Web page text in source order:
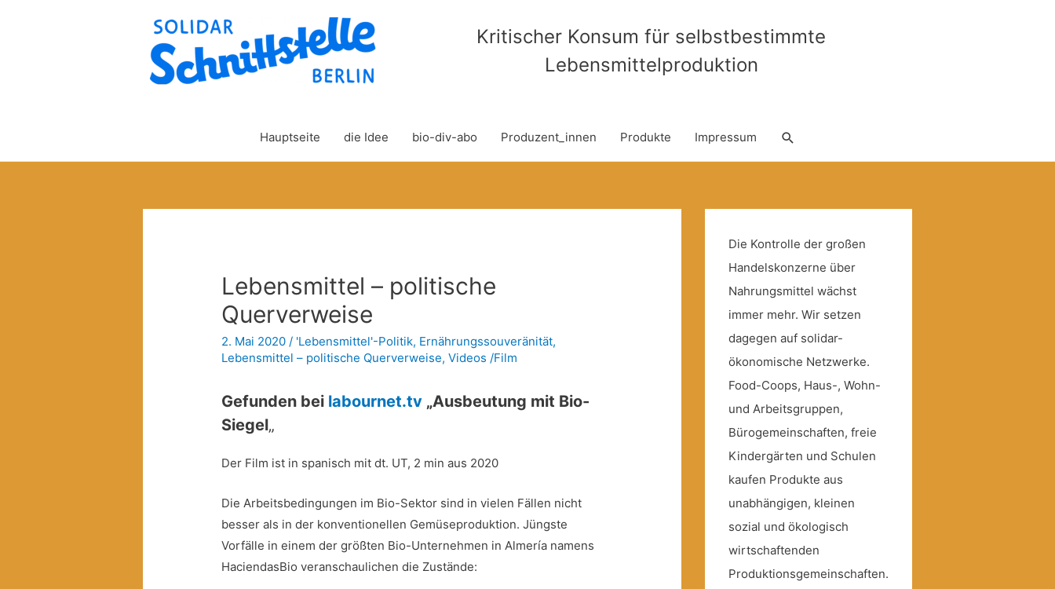
Kritischer Konsum für selbstbestimmte
Lebensmittelproduktion
Hauptseite die Idee bio-div-abo Produzent_innen Produkte Impressum Suche
Lebensmittel – politische
Querverweise
2. Mai 2020 / 'Lebensmittel'-Politik, Ernährungssouveränität,
Lebensmittel – politische Querverweise,Videos /Film
Gefunden bei labournet.tv „Ausbeutung mit Bio-
Siegel„
Der Film ist in spanisch mit dt. UT, 2 min aus 2020
Die Arbeitsbedingungen im Bio-Sektor sind in vielen Fällen nicht
besser als in der konventionellen Gemüseproduktion. Jüngste
Vorfälle in einem der größten Bio-Unternehmen in Almería namens
HaciendasBio veranschaulichen die Zustände:
Die Kontrolle der großen
Handelskonzerne über
Nahrungsmittel wächst
immer mehr. Wir setzen
dagegen auf solidar-
ökonomische Netzwerke.
Food-Coops, Haus-, Wohn-
und Arbeitsgruppen,
Bürogemeinschaften, freie
Kindergärten und Schulen
kaufen Produkte aus
unabhängigen, kleinen
sozial und ökologisch
wirtschaftenden
Produktionsgemeinschaften.